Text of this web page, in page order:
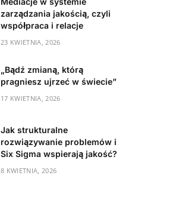
zarządzania jakością, czyli
współpraca i relacje
23 KWIETNIA, 2026
„Bądź zmianą, którą
pragniesz ujrzeć w świecie”
17 KWIETNIA, 2026
Jak strukturalne
rozwiązywanie problemów i
Six Sigma wspierają jakość?
8 KWIETNIA, 2026